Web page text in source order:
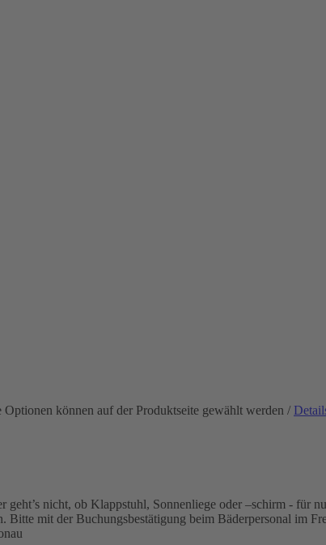
können auf der Produktseite gewählt werden /
nicht, ob Klappstuhl, Sonnenliege oder –schirm - für
Bitte mit der Buchungsbestätigung beim Bäderpersonal im